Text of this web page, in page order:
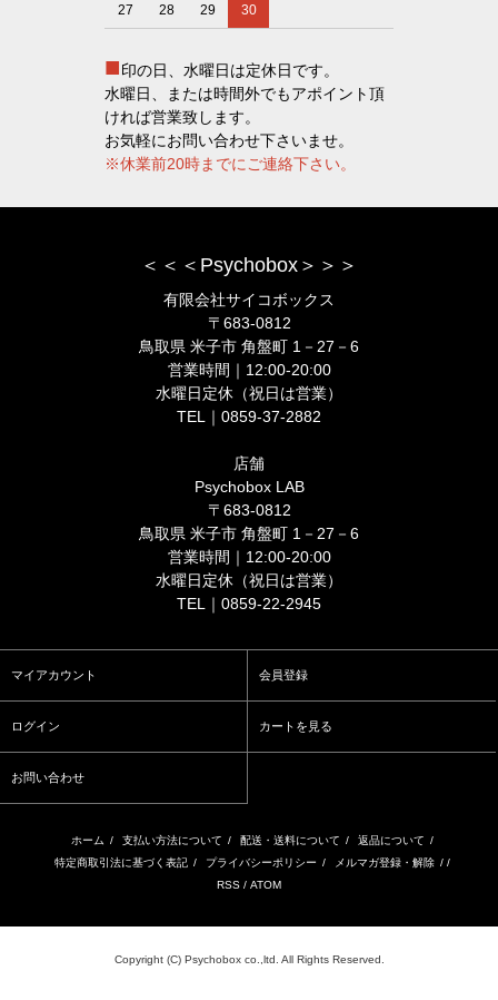
27 28 29 30
■印の日、水曜日は定休日です。
水曜日、または時間外でもアポイント頂
ければ営業致します。
お気軽にお問い合わせ下さいませ。
※休業前20時までにご連絡下さい。
＜＜＜Psychobox＞＞＞
有限会社サイコボックス
〒683-0812
鳥取県 米子市 角盤町 1－27－6
営業時間｜12:00-20:00
水曜日定休（祝日は営業）
TEL｜0859-37-2882
店舗
Psychobox LAB
〒683-0812
鳥取県 米子市 角盤町 1－27－6
営業時間｜12:00-20:00
水曜日定休（祝日は営業）
TEL｜0859-22-2945
マイアカウント 会員登録
ログイン カートを見る
お問い合わせ
ホーム / 支払い方法について / 配送・送料について / 返品について /
特定商取引法に基づく表記 / プライバシーポリシー / メルマガ登録・解除 / /
RSS / ATOM
Copyright (C) Psychobox co.,ltd. All Rights Reserved.